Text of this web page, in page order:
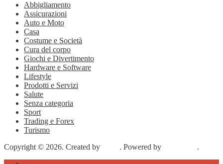
Abbigliamento
Assicurazioni
Auto e Moto
Casa
Costume e Società
Cura del corpo
Giochi e Divertimento
Hardware e Software
Lifestyle
Prodotti e Servizi
Salute
Senza categoria
Sport
Trading e Forex
Turismo
Copyright © 2026. Created by
. Powered by
.